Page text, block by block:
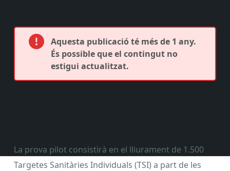
Aquesta publicació té més de 1 any.
És possible que el contingut no
estigui actualitzat.
La prova pilot consistirà en el lliurament de 1.500
Targetes Sanitàries Individuals (TSI) a part de les